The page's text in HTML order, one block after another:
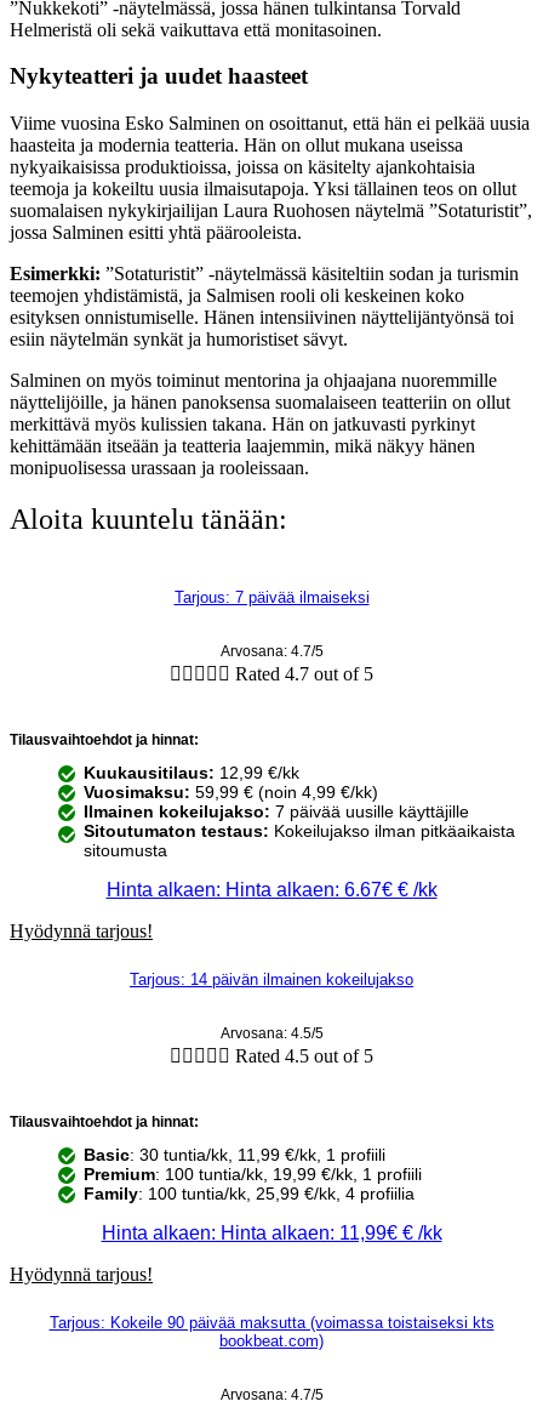
”Nukkekoti” -näytelmässä, jossa hänen tulkintansa Torvald
Helmeristä oli sekä vaikuttava että monitasoinen.
Nykyteatteri ja uudet haasteet
Viime vuosina Esko Salminen on osoittanut, että hän ei pelkää uusia
haasteita ja modernia teatteria. Hän on ollut mukana useissa
nykyaikaisissa produktioissa, joissa on käsitelty ajankohtaisia
teemoja ja kokeiltu uusia ilmaisutapoja. Yksi tällainen teos on ollut
suomalaisen nykykirjailijan Laura Ruohosen näytelmä ”Sotaturistit”,
jossa Salminen esitti yhtä päärooleista.
Esimerkki: ”Sotaturistit” -näytelmässä käsiteltiin sodan ja turismin
teemojen yhdistämistä, ja Salmisen rooli oli keskeinen koko
esityksen onnistumiselle. Hänen intensiivinen näyttelijäntyönsä toi
esiin näytelmän synkät ja humoristiset sävyt.
Salminen on myös toiminut mentorina ja ohjaajana nuoremmille
näyttelijöille, ja hänen panoksensa suomalaiseen teatteriin on ollut
merkittävä myös kulissien takana. Hän on jatkuvasti pyrkinyt
kehittämään itseään ja teatteria laajemmin, mikä näkyy hänen
monipuolisessa urassaan ja rooleissaan.
Aloita kuuntelu tänään:
Tarjous: 7 päivää ilmaiseksi
Arvosana: 4.7/5
     Rated 4.7 out of 5
Tilausvaihtoehdot ja hinnat:
Kuukausitilaus: 12,99 €/kk
Vuosimaksu: 59,99 € (noin 4,99 €/kk)
Ilmainen kokeilujakso: 7 päivää uusille käyttäjille
Sitoutumaton testaus: Kokeilujakso ilman pitkäaikaista
sitoumusta
Hinta alkaen: Hinta alkaen: 6.67€ € /kk
Hyödynnä tarjous!
Tarjous: 14 päivän ilmainen kokeilujakso
Arvosana: 4.5/5
     Rated 4.5 out of 5
Tilausvaihtoehdot ja hinnat:
Basic: 30 tuntia/kk, 11,99 €/kk, 1 profiili
Premium: 100 tuntia/kk, 19,99 €/kk, 1 profiili
Family: 100 tuntia/kk, 25,99 €/kk, 4 profiilia
Hinta alkaen: Hinta alkaen: 11,99€ € /kk
Hyödynnä tarjous!
Tarjous: Kokeile 90 päivää maksutta (voimassa toistaiseksi kts
bookbeat.com)
Arvosana: 4.7/5